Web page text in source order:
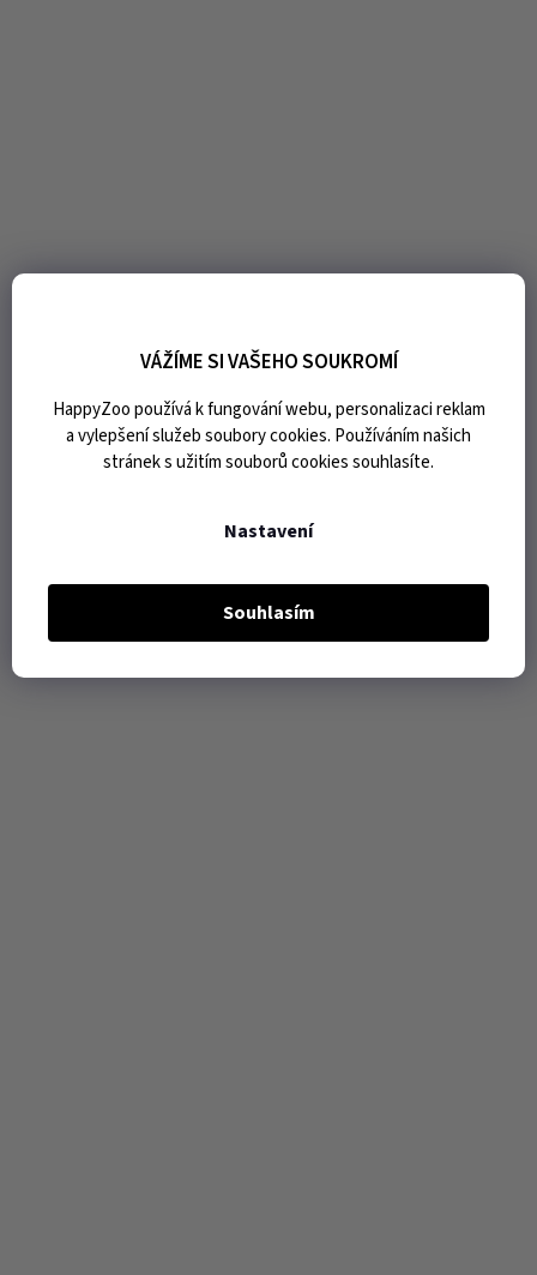
VÁŽÍME SI VAŠEHO SOUKROMÍ
HappyZoo používá k fungování webu, personalizaci reklam
a vylepšení služeb soubory cookies. Používáním našich
stránek s užitím souborů cookies souhlasíte.
Nastavení
Souhlasím